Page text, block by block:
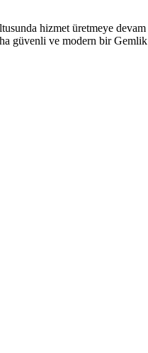
hizmet üretmeye
güvenli ve modern bir